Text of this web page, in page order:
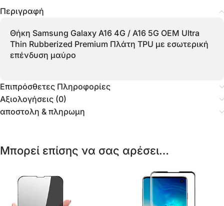
Περιγραφή
Θήκη Samsung Galaxy A16 4G / A16 5G OEM Ultra
Thin Rubberized Premium Πλάτη TPU με εσωτερική
επένδυση μαύρο
Επιπρόσθετες Πληροφορίες
Αξιολογήσεις (0)
αποστολη & πληρωμη
Μπορεί επίσης να σας αρέσει…